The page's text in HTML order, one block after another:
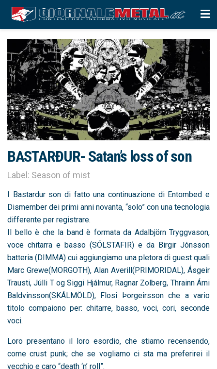
BASTARÐUR- Satan’s loss of son
Label: Season of mist
I Bastardur son di fatto una continuazione di Entombed e
Dismember dei primi anni novanta, “solo” con una tecnologia
differente per registrare.
Il bello è che la band è formata da Adalbjörn Tryggvason,
voce chitarra e basso (SÓLSTAFIR) e da Birgir Jónsson
batteria (DIMMA) cui aggiungiamo una pletora di guest quali
Marc Grewe(MORGOTH), Alan Averill(PRIMORIDAL), Ásgeir
Trausti, Júlli T og Siggi Hjálmur, Ragnar Zolberg, Thrainn Árni
Baldvinsson(SKÁLMÖLD), Flosi Þorgeirsson che a vario
titolo compaiono per: chitarre, basso, voci, cori, seconde
voci.
Loro presentano il loro esordio, che stiamo recensendo,
come crust punk; che se vogliamo ci sta ma preferirei il
vecchio e caro “death ‘n’ roll”.